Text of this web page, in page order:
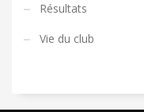
Résultats
Vie du club